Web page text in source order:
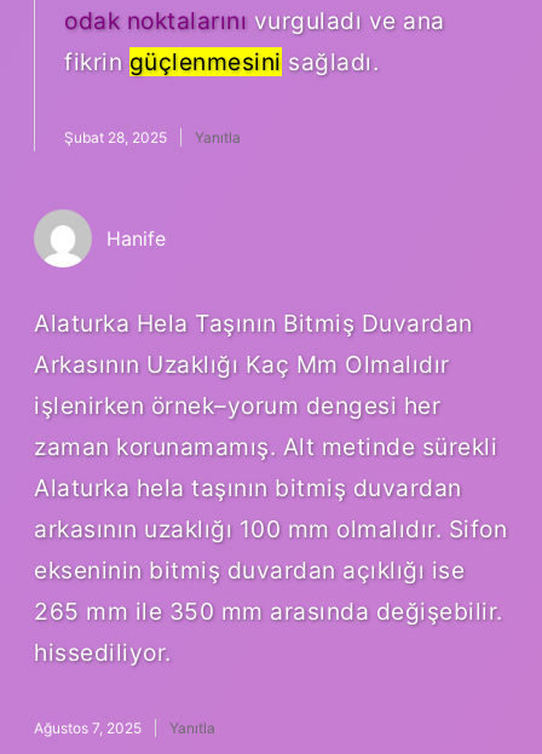
odak noktalarını vurguladı ve ana
fikrin güçlenmesini sağladı.
Şubat 28, 2025 Yanıtla
Hanife
Alaturka Hela Taşının Bitmiş Duvardan
Arkasının Uzaklığı Kaç Mm Olmalıdır
işlenirken örnek–yorum dengesi her
zaman korunamamış. Alt metinde sürekli
Alaturka hela taşının bitmiş duvardan
arkasının uzaklığı 100 mm olmalıdır. Sifon
ekseninin bitmiş duvardan açıklığı ise
265 mm ile 350 mm arasında değişebilir.
hissediliyor.
Ağustos 7, 2025 Yanıtla